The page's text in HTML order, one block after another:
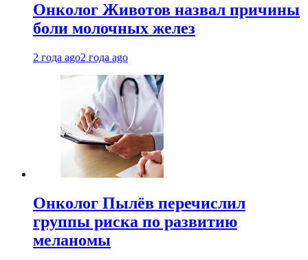
Онколог Животов назвал причины
боли молочных желез
2 года ago2 года ago
Онколог Пылёв перечислил
группы риска по развитию
меланомы